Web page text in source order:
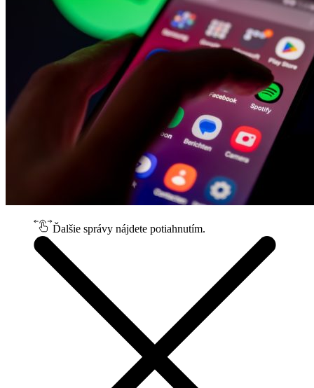
Ďalšie správy nájdete potiahnutím.